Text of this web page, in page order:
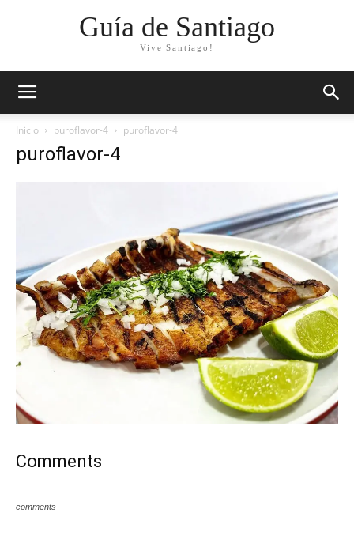
Guía de Santiago
Vive Santiago!
Inicio puroflavor-4 puroflavor-4
puroflavor-4
Comments
comments